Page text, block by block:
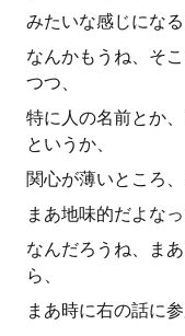
みたいな感じにな
なんかもうね、そ
つつ、
特に人の名前とか
というか、
関心が薄いところ
まあ地味的だよな
なんだろうね、ま
ら、
まあ時に右の話に